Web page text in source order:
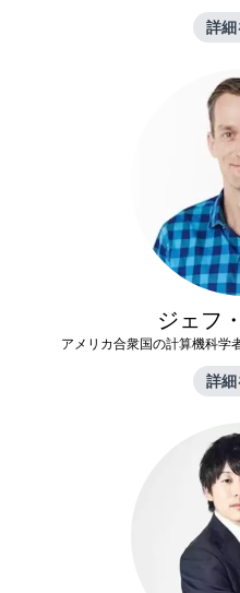
詳
ジェフ
アメリカ合衆国の計算機科学
詳